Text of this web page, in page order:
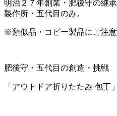
明治２７年創業・肥後守の継
製作所・五代目のみ。
※類似品・コピー製品にご注意
肥後守・五代目の創造・挑戦
「アウトドア折りたたみ 包丁